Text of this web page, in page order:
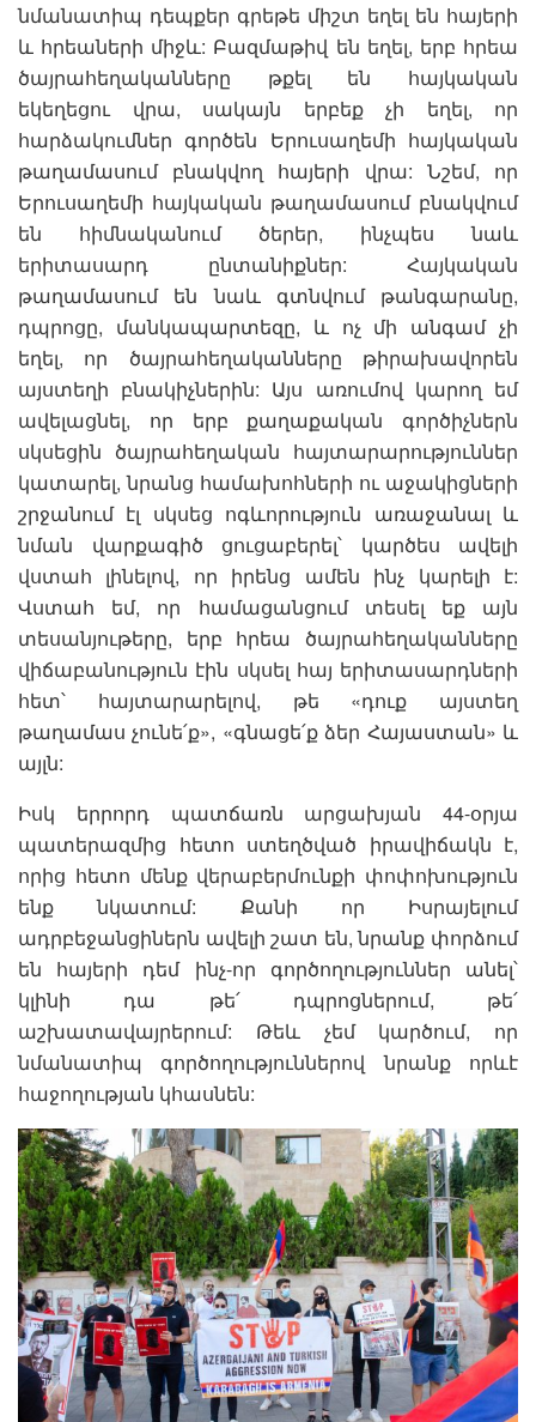
նմանատիպ դեպքեր գրեթե միշտ եղել են հայերի
և հրեաների միջև: Բազմաթիվ են եղել, երբ հրեա
ծայրահեղականները թքել են հայկական
եկեղեցու վրա, սակայն երբեք չի եղել, որ
հարձակումներ գործեն Երուսաղեմի հայկական
թաղամասում բնակվող հայերի վրա: Նշեմ, որ
Երուսաղեմի հայկական թաղամասում բնակվում
են հիմնականում ծերեր, ինչպես նաև
երիտասարդ ընտանիքներ: Հայկական
թաղամասում են նաև գտնվում թանգարանը,
դպրոցը, մանկապարտեզը, և ոչ մի անգամ չի
եղել, որ ծայրահեղականները թիրախավորեն
այստեղի բնակիչներին: Այս առումով կարող եմ
ավելացնել, որ երբ քաղաքական գործիչներն
սկսեցին ծայրահեղական հայտարարություններ
կատարել, նրանց համախոհների ու աջակիցների
շրջանում էլ սկսեց ոգևորություն առաջանալ և
նման վարքագիծ ցուցաբերել՝ կարծես ավելի
վստահ լինելով, որ իրենց ամեն ինչ կարելի է:
Վստահ եմ, որ համացանցում տեսել եք այն
տեսանյութերը, երբ հրեա ծայրահեղականները
վիճաբանություն էին սկսել հայ երիտասարդների
հետ՝ հայտարարելով, թե «դուք այստեղ
թաղամաս չունե՛ք», «գնացե՛ք ձեր Հայաստան» և
այլն:
Իսկ երրորդ պատճառն արցախյան 44-օրյա
պատերազմից հետո ստեղծված իրավիճակն է,
որից հետո մենք վերաբերմունքի փոփոխություն
ենք նկատում: Քանի որ Իսրայելում
ադրբեջանցիներն ավելի շատ են, նրանք փորձում
են հայերի դեմ ինչ-որ գործողություններ անել՝
կլինի դա թե՛ դպրոցներում, թե՛
աշխատավայրերում: Թեև չեմ կարծում, որ
նմանատիպ գործողություններով նրանք որևէ
հաջողության կհասնեն: